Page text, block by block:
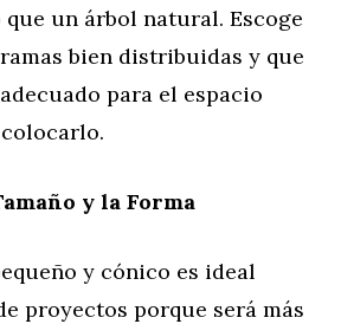
un árbol natural. Escoge
bien distribuidas y que
para el espacio
y la Forma
y cónico es ideal
proyectos porque será más